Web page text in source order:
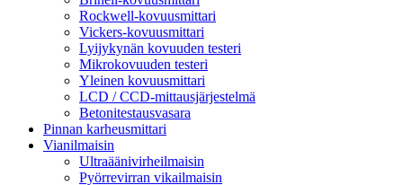
Rockwell-kovuusmittari
Vickers-kovuusmittari
Lyijykynän kovuuden testeri
Mikrokovuuden testeri
Yleinen kovuusmittari
LCD / CCD-mittausjärjestelmä
Betonitestausvasara
Pinnan karheusmittari
Vianilmaisin
Ultraäänivirheilmaisin
Pyörrevirran vikailmaisin